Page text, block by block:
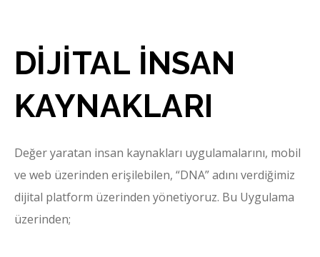
DİJİTAL İNSAN
KAYNAKLARI
Değer yaratan insan kaynakları uygulamalarını, mobil
ve web üzerinden erişilebilen, “DNA” adını verdiğimiz
dijital platform üzerinden yönetiyoruz. Bu Uygulama
üzerinden;